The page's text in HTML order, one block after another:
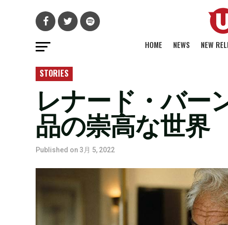
HOME NEWS NEW
STORIES
レナード・バー
品の崇高な世界
Published on 3月 5, 2022